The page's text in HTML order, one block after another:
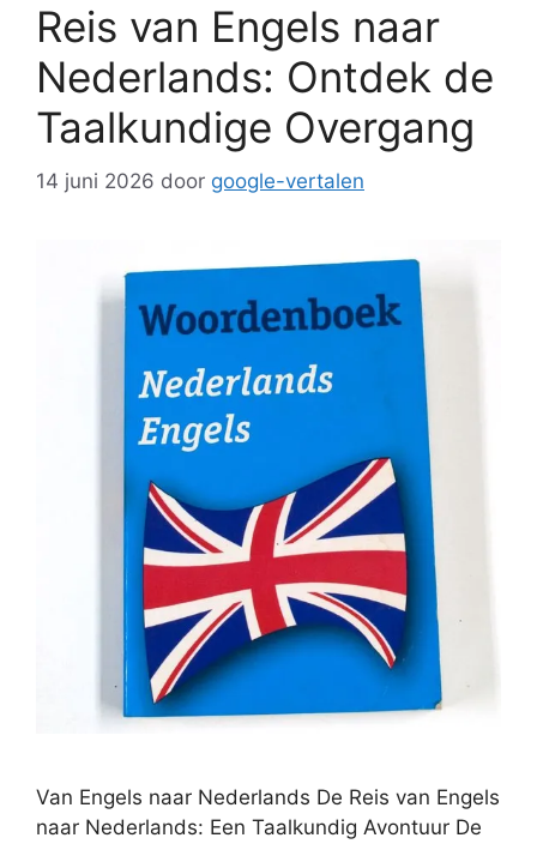
Reis van Engels naar
Nederlands: Ontdek de
Taalkundige Overgang
14 juni 2026 door google-vertalen
Van Engels naar Nederlands De Reis van Engels
naar Nederlands: Een Taalkundig Avontuur De